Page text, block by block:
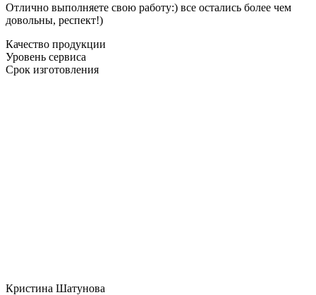
Отлично выполняете свою работу:) все остались более чем
довольны, респект!)
Качество продукции
Уровень сервиса
Срок изготовления
Кристина Шатунова